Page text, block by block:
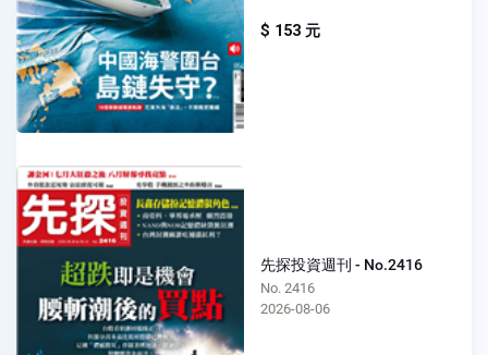
$ 153 元
先探投資週刊 - No.2416
No. 2416
2026-08-06